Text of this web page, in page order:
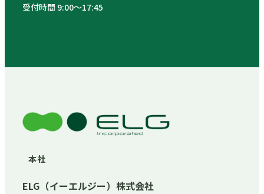
受付時間 9:00〜17:45
本社
ELG（イーエルジー）株式会社